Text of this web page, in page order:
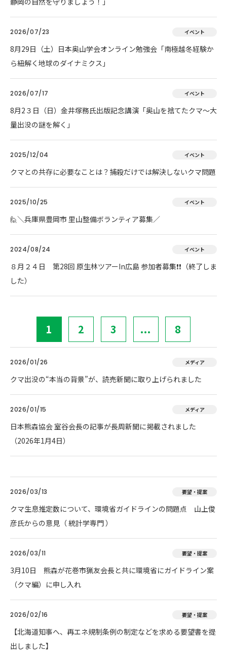
2026/07/23 イベント
8月29日（土）日本奥山学会オンライン勉強会「南極越冬経験か
ら紐解く地球のダイナミクス」
2026/07/17 イベント
8月2３日（日）金井塚務氏出版記念講演「奥山を捨てたクマ～大
量出没の謎を解く」
2025/12/04 イベント
クマとの共存に必要なことは？捕殺だけでは解決しないクマ問題
2025/10/25 イベント
🙋＼兵庫県豊岡市 里山整備ボランティア募集／
2024/08/24 イベント
８月２４日 第28回 原生林ツアーIn広島 参加者募集❗❗（終了しま
した）
1 2 3 ... 8
2026/01/26 メディア
クマ出没の“本当の背景”が、読売新聞に取り上げられました
2026/01/15 メディア
日本熊森協会 室谷会長の記事が長周新聞に掲載されました
（2026年1月4日）
2026/03/13 要望・提案
クマ生息推定数について、環境省ガイドラインの問題点 山上俊
彦氏からの意見（ 統計学専門 ）
2026/03/11 要望・提案
3月10日 熊森が花巻市猟友会長と共に環境省にガイドライン案
（クマ編）に申し入れ
2026/02/16 要望・提案
【北海道知事へ、再エネ規制条例の制定などを求める要望書を提
出しました】